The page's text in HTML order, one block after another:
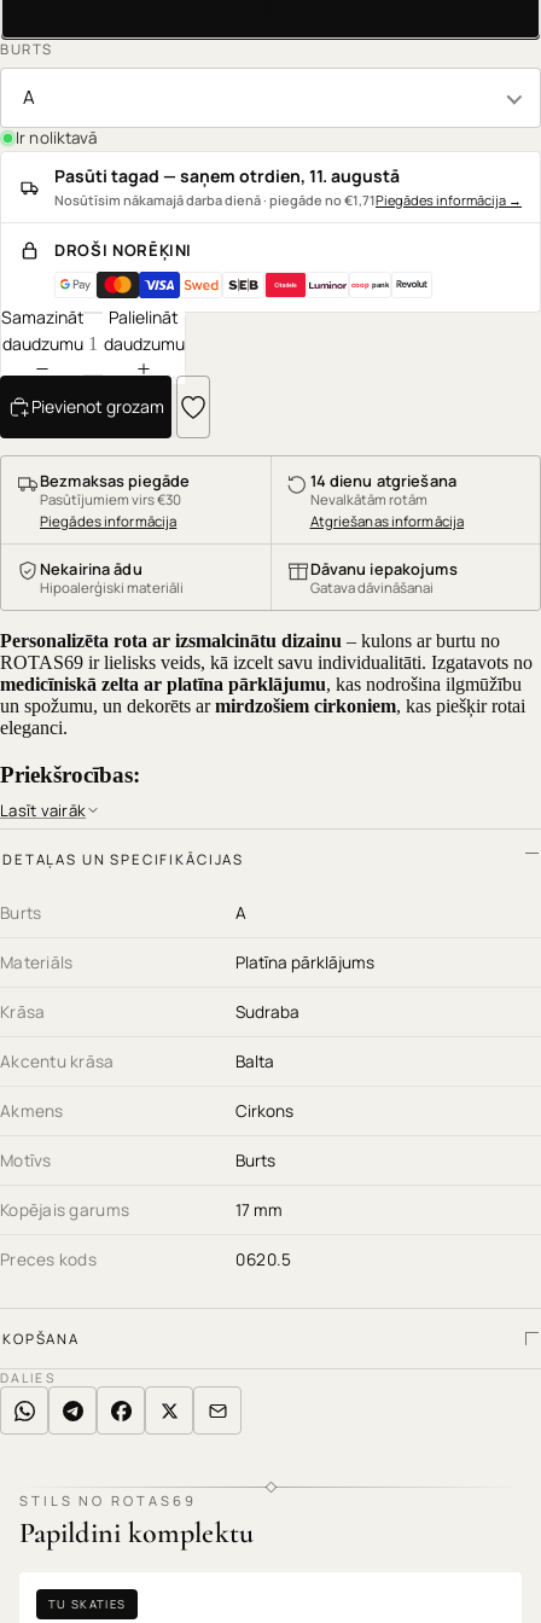
BURTS
A
Ir noliktavā
Pasūti tagad — saņem otrdien, 11. augustā
Nosūtīsim nākamajā darba dienā · piegāde no €1,71Piegādes informācija →
DROŠI NORĒĶINI
cooppank
Samazināt
daudzumu
Palielināt
daudzumu
Pievienot grozam
Bezmaksas piegāde
Pasūtījumiem virs €30
Piegādes informācija
14 dienu atgriešana
Nevalkātām rotām
Atgriešanas informācija
Nekairina ādu
Hipoalerģiski materiāli
Dāvanu iepakojums
Gatava dāvināšanai
Personalizēta rota ar izsmalcinātu dizainu – kulons ar burtu no
ROTAS69 ir lielisks veids, kā izcelt savu individualitāti. Izgatavots no
medicīniskā zelta ar platīna pārklājumu, kas nodrošina ilgmūžību
un spožumu, un dekorēts armirdzošiem cirkoniem, kas piešķir rotai
eleganci.
Priekšrocības:
Platīna pārklājums
Mirdzoši cirkoni– piešķir kulonam greznu izskatu
Hipoalerģisks materiāls– drošs pat jutīgai ādai
notikumiem
pasūti no ROTAS69 jau tagad.
Lasīt vairāk
DETAĻAS UN SPECIFIKĀCIJAS
Burts A
Materiāls Platīna pārklājums
Krāsa Sudraba
Akcentu krāsa Balta
Akmens Cirkons
Motīvs Burts
Kopējais garums 17 mm
Preces kods 0620.5
KOPŠANA
DALIES
STILS NO ROTAS69
Papildini komplektu
TU SKATIES